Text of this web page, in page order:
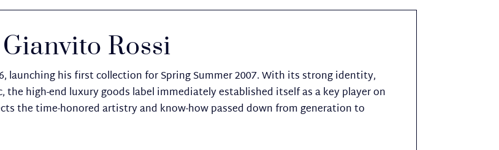
Gianvito Rossi
launching his first collection for Spring Summer 2007. With its strong identity,
high-end luxury goods label immediately established itself as a key player on
the time-honored artistry and know-how passed down from generation to